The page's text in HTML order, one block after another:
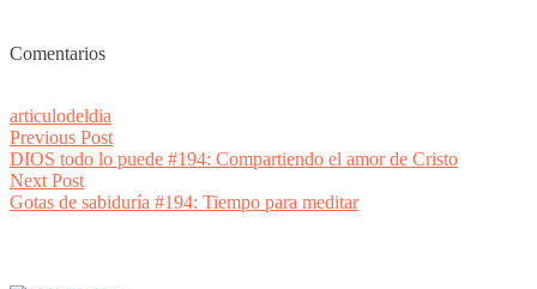
Comentarios
articulodeldia
Post
navigation
Previous PostPrevious
post:
DIOS todo lo puede #194: Compartiendo el amor de Cristo
Next PostNext
post:
Gotas de sabiduría #194: Tiempo para meditar